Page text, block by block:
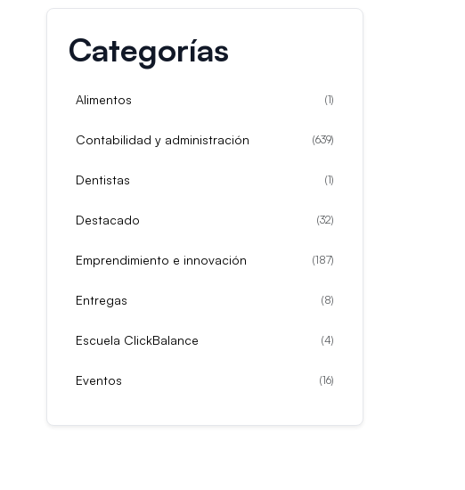
Categorías
Alimentos (1)
Contabilidad y administración (639)
Dentistas (1)
Destacado (32)
Emprendimiento e innovación (187)
Entregas (8)
Escuela ClickBalance (4)
Eventos (16)